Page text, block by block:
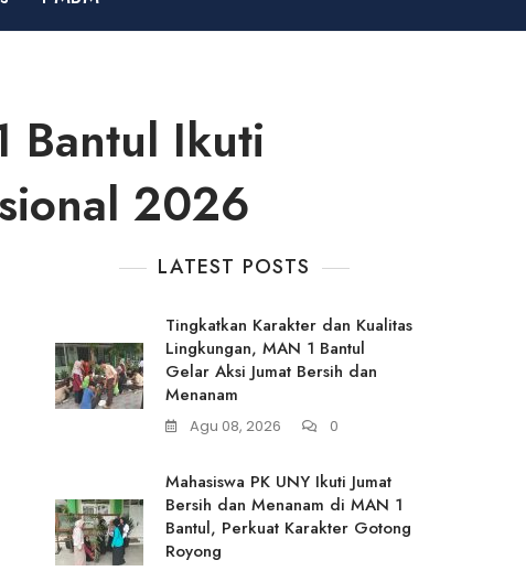
Bantul Ikuti
2026
LATEST POSTS
Tingkatkan Karakter dan Kualitas
Lingkungan, MAN 1 Bantul
Gelar Aksi Jumat Bersih dan
Menanam
Agu 08, 2026 0
Mahasiswa PK UNY Ikuti Jumat
Bersih dan Menanam di MAN 1
Bantul, Perkuat Karakter Gotong
Royong